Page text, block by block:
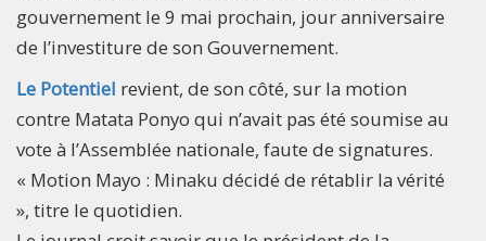
gouvernement le 9 mai prochain, jour anniversaire
de l’investiture de son Gouvernement.
Le Potentiel revient, de son côté, sur la motion
contre Matata Ponyo qui n’avait pas été soumise au
vote à l’Assemblée nationale, faute de signatures.
« Motion Mayo : Minaku décidé de rétablir la vérité
», titre le quotidien.